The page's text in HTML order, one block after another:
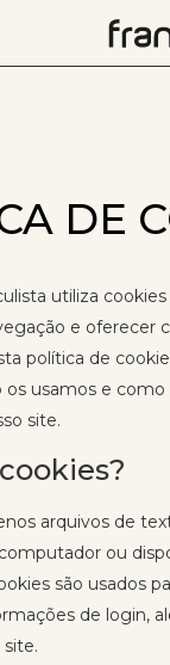
DE
utiliza
e oferecer
política de
os usamos e
site.
arquivos de
ou
são usados
de login,
site.